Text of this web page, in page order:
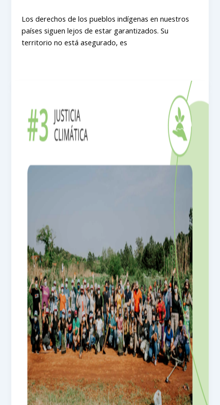
Los derechos de los pueblos indígenas en nuestros
países siguen lejos de estar garantizados. Su
territorio no está asegurado, es